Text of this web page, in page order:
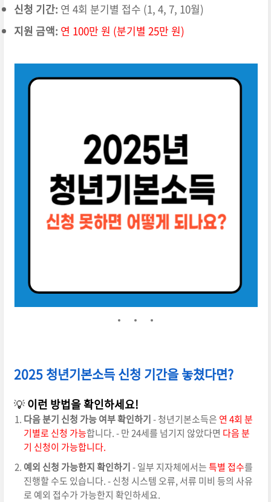
신청 기간: 연 4회 분기별 접수 (1, 4, 7, 10월)
지원 금액: 연 100만 원 (분기별 25만 원)
2025 청년기본소득 신청 기간을 놓쳤다면?
💡이런 방법을 확인하세요!
다음 분기 신청 가능 여부 확인하기- 청년기본소득은 연 4회 분
기별로 신청 가능합니다. - 만 24세를 넘기지 않았다면 다음 분
기 신청이 가능합니다.
예외 신청 가능한지 확인하기- 일부 지자체에서는특별 접수를
진행할 수도 있습니다. - 신청 시스템 오류, 서류 미비 등의 사유
로 예외 접수가 가능한지 확인하세요.